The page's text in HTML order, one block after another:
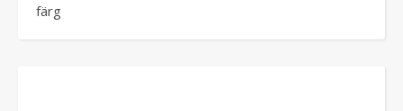
färg